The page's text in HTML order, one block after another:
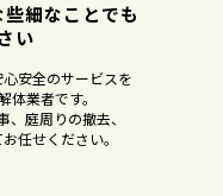
細なことでも
い
安全のサービスを
業者です。
庭周りの撤去、
任せください。